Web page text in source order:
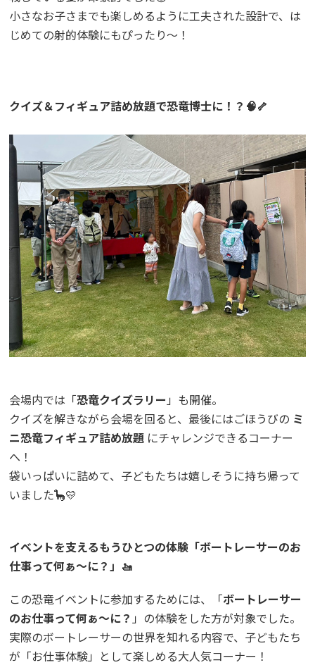
小さなお子さまでも楽しめるように工夫された設計で、は
じめての射的体験にもぴったり〜！
クイズ＆フィギュア詰め放題で恐竜博士に！？🧠🦴
会場内では「恐竜クイズラリー 」も開催。
クイズを解きながら会場を回ると、最後にはごほうびの ミ
ニ恐竜フィギュア詰め放題 にチャレンジできるコーナー
へ！
袋いっぱいに詰めて、子どもたちは嬉しそうに持ち帰って
いました🦕💛
イベントを支えるもうひとつの体験「ボートレーサーのお
仕事って何ぁ〜に？」🚤
この恐竜イベントに参加するためには、「ボートレーサー
のお仕事って何ぁ〜に？ 」の体験をした方が対象でした。
実際のボートレーサーの世界を知れる内容で、子どもたち
が「お仕事体験」として楽しめる大人気コーナー！